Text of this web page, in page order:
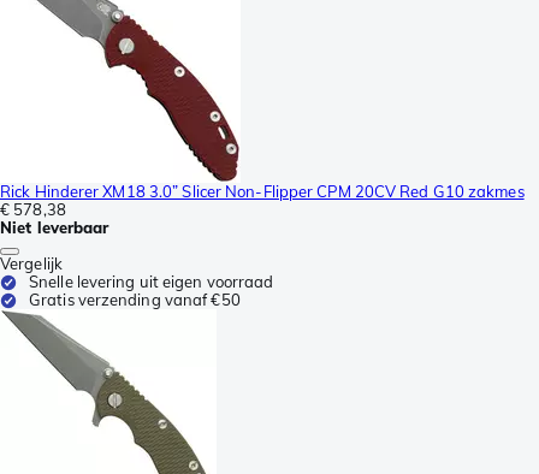
Rick Hinderer XM18 3.0” Slicer Non-Flipper CPM 20CV Red G10 zakmes
€ 578,38
Niet leverbaar
Vergelijk
Snelle levering uit eigen voorraad
Gratis verzending vanaf €50